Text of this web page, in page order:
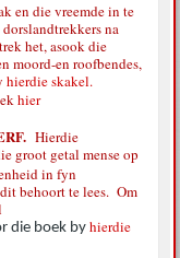
en die vreemde in te
na
het, asook die
moord-en roofbendes,
hierdie skakel.
hier
Hierdie
groot getal mense op
in fyn
behoort te lees. Om
die boek byhierdie